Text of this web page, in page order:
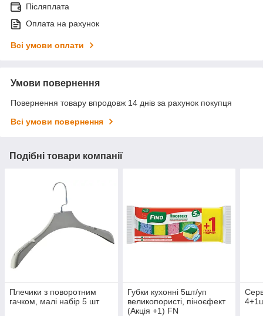
Післяплата
Оплата на рахунок
Всі умови оплати
Умови повернення
Повернення товару впродовж 14 днів за рахунок покупця
Всі умови повернення
Подібні товари компанії
Плечики з поворотним
гачком, малі набір 5 шт
Губки кухонні 5шт/уп
великопористі, піноєфект
(Акція +1) FN